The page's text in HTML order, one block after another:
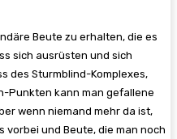
Beute zu erhalten, die es
sich ausrüsten und sich
des Sturmblind-Komplexes,
Punkten kann man gefallene
wenn niemand mehr da ist,
vorbei und Beute, die man noch